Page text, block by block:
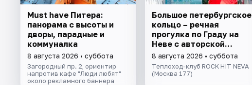
Must have Питера:
панорама с высоты и
дворы, парадные и
коммуналка
8 августа 2026 • суббота
Загородный пр. 2, ориентир
напротив кафе "Люди любят"
около рекламного баннера
Большое петербургское
кольцо – речная
прогулка пo Граду на
Неве с авторской
экскурсией и живой
музыкой в тёплом
салоне теплохода
8 августа 2026 • суббота
Теплоход-клуб ROCK HIT NEVA
(Москва 177)